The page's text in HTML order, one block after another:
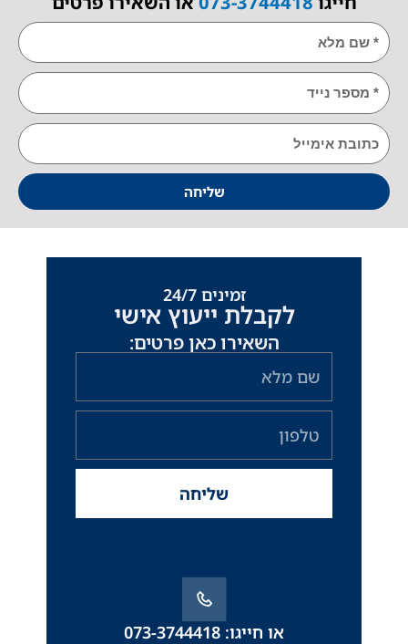
לקבלת ייעוץ אישי
השאירו כאן פרטים:
או חייגו: 073-3744418